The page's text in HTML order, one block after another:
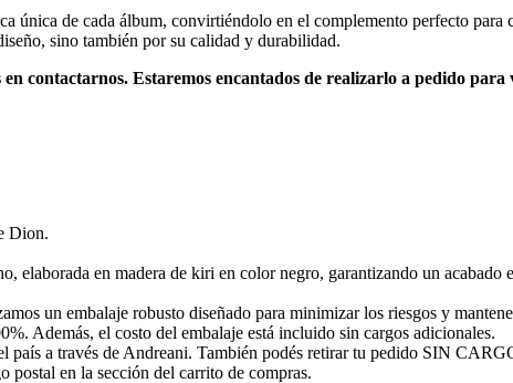
única de cada álbum, convirtiéndolo en el complemento perfecto para
sino también por su calidad y durabilidad.
contactarnos. Estaremos encantados de realizarlo a pedido para
Dion.
elaborada en madera de kiri en color negro, garantizando un acabado
un embalaje robusto diseñado para minimizar los riesgos y
Además, el costo del embalaje está incluido sin cargos adicionales.
a través de Andreani. También podés retirar tu pedido SIN
postal en la sección del carrito de compras.